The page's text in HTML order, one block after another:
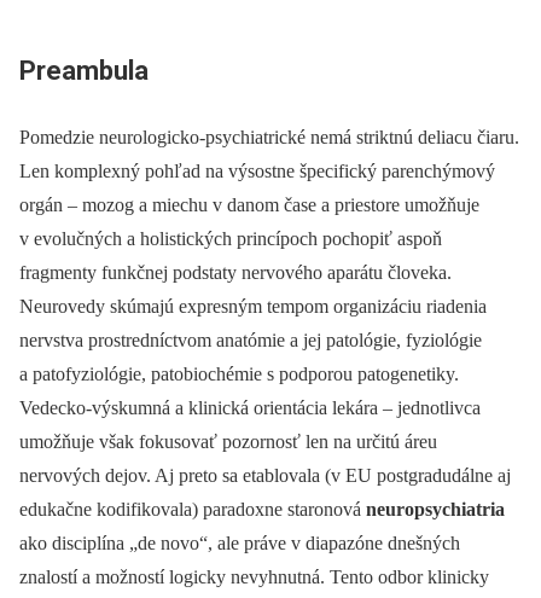
Preambula
Pomedzie neurologicko-psychiatrické nemá striktnú deliacu čiaru.
Len komplexný pohľad na výsostne špecifický parenchýmový
orgán –⁠ mozog a miechu v danom čase a priestore umožňuje
v evolučných a holistických princípoch pochopiť aspoň
fragmenty funkčnej podstaty nervového aparátu človeka.
Neurovedy skúmajú expresným tempom organizáciu riadenia
nervstva prostredníctvom anatómie a jej patológie, fyziológie
a patofyziológie, patobiochémie s podporou patogenetiky.
Vedecko-výskumná a klinická orientácia lekára –⁠ jednotlivca
umožňuje však fokusovať pozornosť len na určitú áreu
nervových dejov. Aj preto sa etablovala (v EU postgradudálne aj
edukačne kodifikovala) paradoxne staronová neuropsychiatria
ako disciplína „de novo“, ale práve v diapazóne dnešných
znalostí a možností logicky nevyhnutná. Tento odbor klinicky